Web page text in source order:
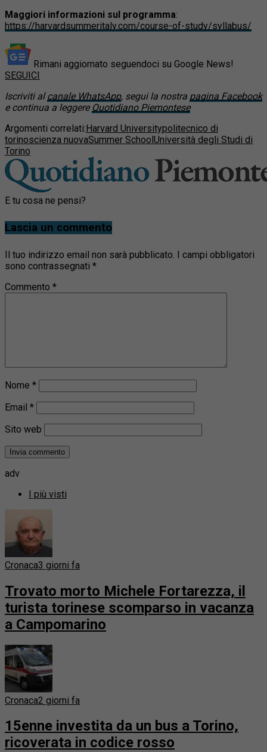
Maggiori informazioni sul programma:
https://harvardsummeritaly.com/course-of-study/syllabus/
Rimani aggiornato seguendoci su Google News!
SEGUICI
Iscriviti alcanale WhatsApp, segui la nostra pagina Facebook
e continua a leggere Quotidiano Piemontese
Argomenti correlati:Harvard Universitypolitecnico di
torinoscienza nuovaSummer SchoolUniversità degli Studi di
Torino
E tu cosa ne pensi?
Lascia un commento
Il tuo indirizzo email non sarà pubblicato. I campi obbligatori
sono contrassegnati *
Commento *
Nome *
Email *
Sito web
adv
I più visti
Cronaca3 giorni fa
Trovato morto Michele Fortarezza, il
turista torinese scomparso in vacanza
a Campomarino
Cronaca2 giorni fa
15enne investita da un bus a Torino,
ricoverata in codice rosso